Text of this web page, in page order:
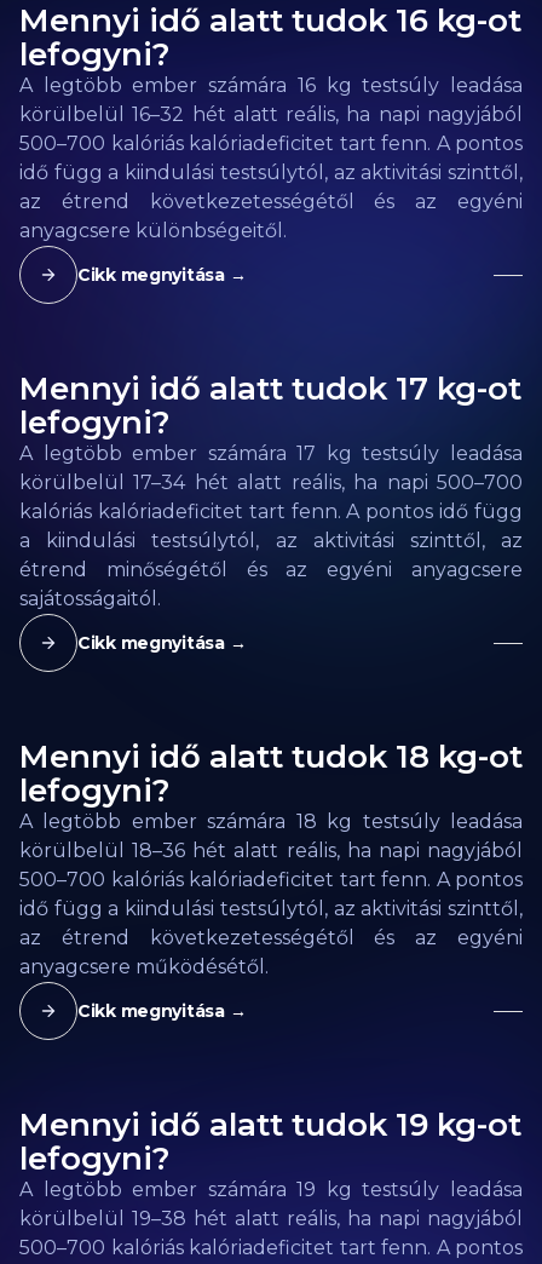
Mennyi idő alatt tudok 16 kg-ot
lefogyni?
A legtöbb ember számára 16 kg testsúly leadása
körülbelül 16–32 hét alatt reális, ha napi nagyjából
500–700 kalóriás kalóriadeficitet tart fenn. A pontos
idő függ a kiindulási testsúlytól, az aktivitási szinttől,
az étrend következetességétől és az egyéni
anyagcsere különbségeitől.
Cikk megnyitása →
Mennyi idő alatt tudok 17 kg-ot
lefogyni?
A legtöbb ember számára 17 kg testsúly leadása
körülbelül 17–34 hét alatt reális, ha napi 500–700
kalóriás kalóriadeficitet tart fenn. A pontos idő függ
a kiindulási testsúlytól, az aktivitási szinttől, az
étrend minőségétől és az egyéni anyagcsere
sajátosságaitól.
Cikk megnyitása →
Mennyi idő alatt tudok 18 kg-ot
lefogyni?
A legtöbb ember számára 18 kg testsúly leadása
körülbelül 18–36 hét alatt reális, ha napi nagyjából
500–700 kalóriás kalóriadeficitet tart fenn. A pontos
idő függ a kiindulási testsúlytól, az aktivitási szinttől,
az étrend következetességétől és az egyéni
anyagcsere működésétől.
Cikk megnyitása →
Mennyi idő alatt tudok 19 kg-ot
lefogyni?
A legtöbb ember számára 19 kg testsúly leadása
körülbelül 19–38 hét alatt reális, ha napi nagyjából
500–700 kalóriás kalóriadeficitet tart fenn. A pontos